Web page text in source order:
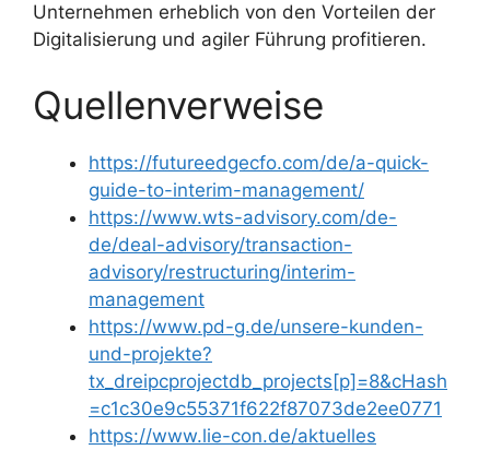
Unternehmen erheblich von den Vorteilen der
Digitalisierung und agiler Führung profitieren.
Quellenverweise
https://futureedgecfo.com/de/a-quick-
guide-to-interim-management/
https://www.wts-advisory.com/de-
de/deal-advisory/transaction-
advisory/restructuring/interim-
management
https://www.pd-g.de/unsere-kunden-
und-projekte?
tx_dreipcprojectdb_projects[p]=8&cHash
=c1c30e9c55371f622f87073de2ee0771
https://www.lie-con.de/aktuelles